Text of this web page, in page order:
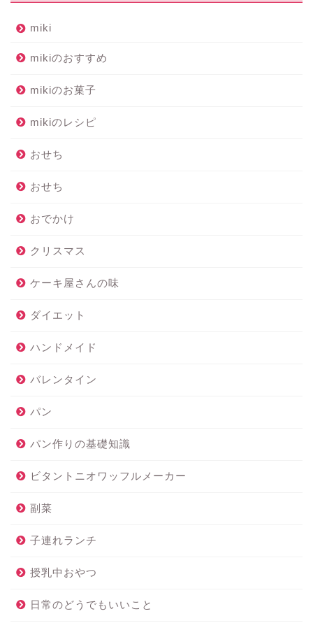
miki
mikiのおすすめ
mikiのお菓子
mikiのレシピ
おせち
おせち
おでかけ
クリスマス
ケーキ屋さんの味
ダイエット
ハンドメイド
バレンタイン
パン
パン作りの基礎知識
ビタントニオワッフルメーカー
副菜
子連れランチ
授乳中おやつ
日常のどうでもいいこと